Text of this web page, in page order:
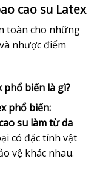
cao su Latex
toàn cho những
nhược điểm
phổ biến là gì?
phổ biến:
su làm từ da
có đặc tính vật
vệ khác nhau.